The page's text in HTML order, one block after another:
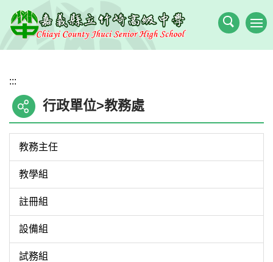
到
主
要
容
區
:::
行政單位>教務處
教務主任
教學組
註冊組
設備組
試務組